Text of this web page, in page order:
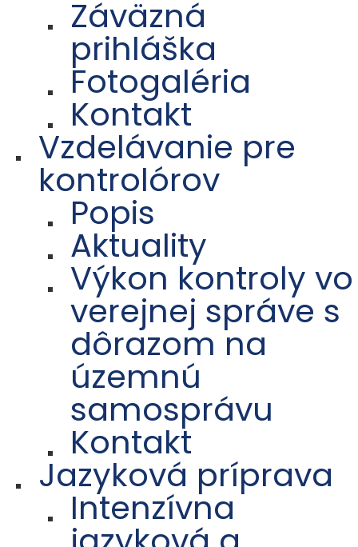
Záväzná
prihláška
Fotogaléria
Kontakt
Vzdelávanie pre
kontrolórov
Popis
Aktuality
Výkon kontroly vo
verejnej správe s
dôrazom na
územnú
samosprávu
Kontakt
Jazyková príprava
Intenzívna